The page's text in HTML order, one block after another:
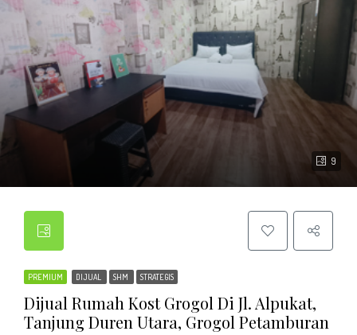
9
PREMIUM DIJUAL SHM STRATEGIS
Dijual Rumah Kost Grogol Di Jl. Alpukat,
Tanjung Duren Utara, Grogol Petamburan